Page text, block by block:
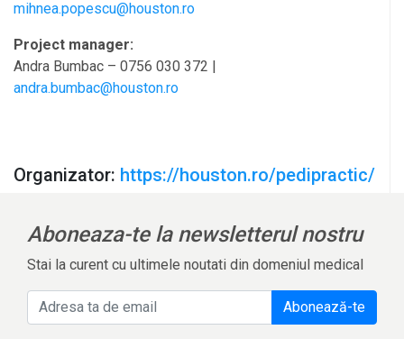
mihnea.popescu@houston.ro
Project manager:
Andra Bumbac – 0756 030 372 |
andra.bumbac@houston.ro
Organizator: https://houston.ro/pedipractic/
Aboneaza-te la newsletterul nostru
Stai la curent cu ultimele noutati din domeniul medical
Abonează-te